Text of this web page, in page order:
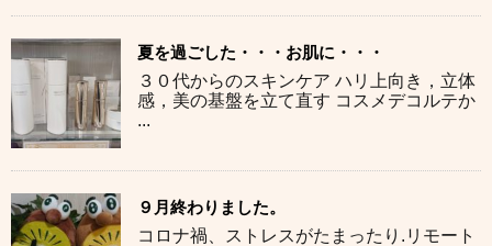
夏を過ごした・・・お肌に・・・
３０代からのスキンケア ハリ上向き，立体
感，美の基盤を立て直す コスメデコルテか
...
９月終わりました。
コロナ禍、ストレスがたまったり.リモート